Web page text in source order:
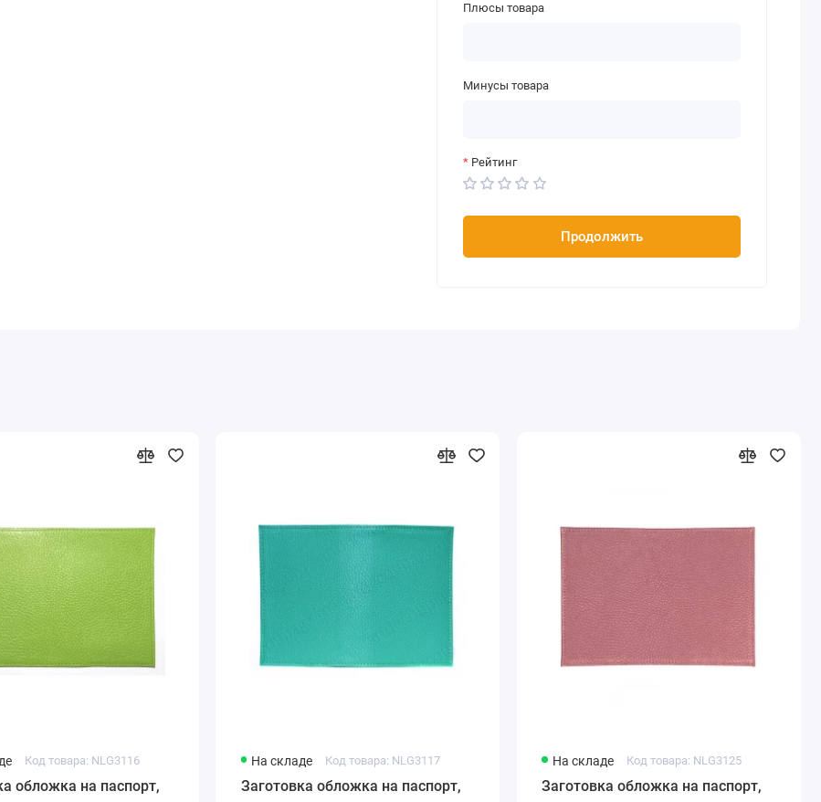
Плюсы товара
Минусы товара
Рейтинг
Продолжить
Код товара: NLG3116
обложка на паспорт,
На складе Код товара: NLG3117
Заготовка обложка на паспорт,
На складе Код товара: NLG3125
Заготовка обложка на паспорт,